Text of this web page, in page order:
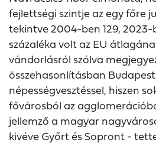
fejlettségi szintje az egy főre
tekintve 2004-ben 129, 2023-
százaléka volt az EU
vándorlásról szólva
összehasonlításban
népességvesztéssel, hiszen
fővárosból az
jellemző a magyar
kivéve Győrt és Sopront -